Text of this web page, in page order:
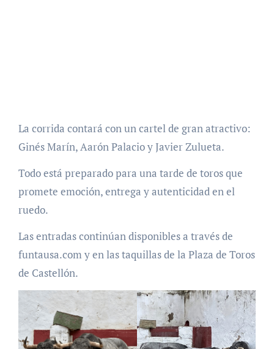
La corrida contará con un cartel de gran atractivo:
Ginés Marín, Aarón Palacio y Javier Zulueta.
Todo está preparado para una tarde de toros que
promete emoción, entrega y autenticidad en el
ruedo.
Las entradas continúan disponibles a través de
funtausa.com y en las taquillas de la Plaza de Toros
de Castellón.